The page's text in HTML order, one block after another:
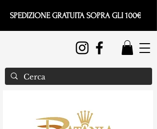
SPEDIZIONE GRATUITA SOPRA GLI 100€